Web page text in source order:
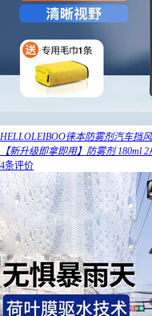
HELLOLEIBOO徕本防雾剂汽车挡
【新升级即拿即用】防雾剂 180ml 2
4条评价